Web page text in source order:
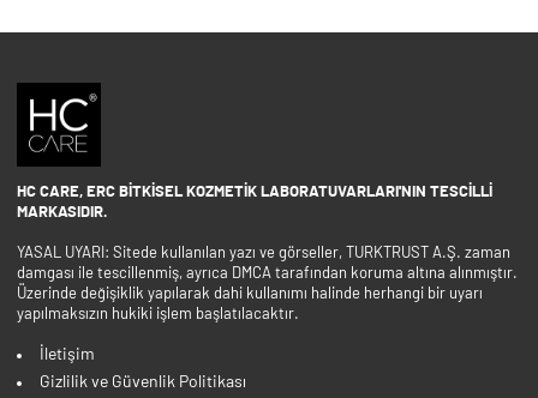
HC CARE, ERC BITKISEL KOZMETIK LABORATUVARLARI'NIN TESCILLI
MARKASIDIR.
YASAL UYARI: Sitede kullanılan yazı ve görseller, TURKTRUST A.Ş. zaman
damgası ile tescillenmiş, ayrıca DMCA tarafından koruma altına alınmıştır.
Üzerinde değişiklik yapılarak dahi kullanımı halinde herhangi bir uyarı
yapılmaksızın hukiki işlem başlatılacaktır.
İletişim
Gizlilik ve Güvenlik Politikası